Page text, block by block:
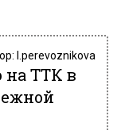
l.perevoznikova
на ТТК в